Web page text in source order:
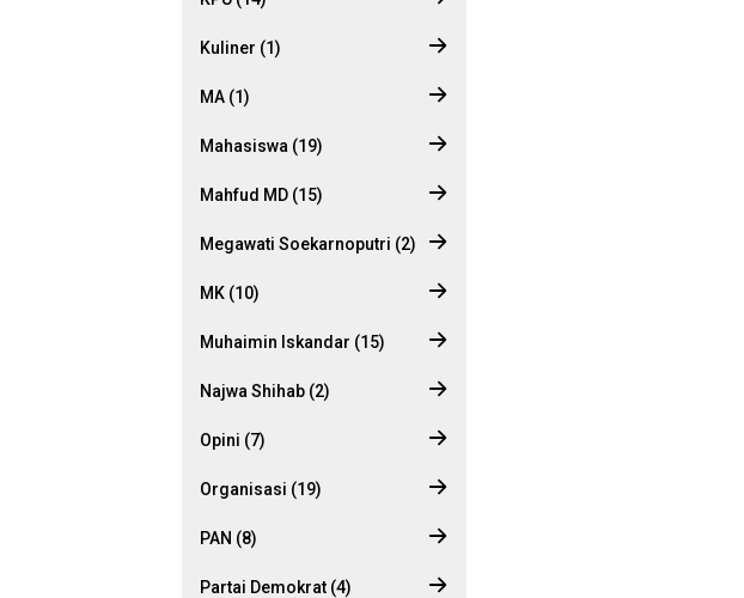
Kuliner (1)
MA (1)
Mahasiswa (19)
Mahfud MD (15)
Megawati Soekarnoputri (2)
MK (10)
Muhaimin Iskandar (15)
Najwa Shihab (2)
Opini (7)
Organisasi (19)
PAN (8)
Partai Demokrat (4)